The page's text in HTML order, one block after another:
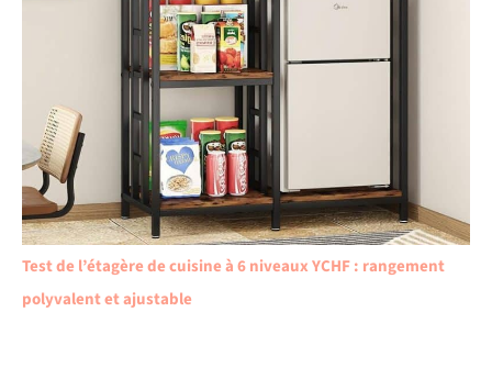
Test de l’étagère de cuisine à 6 niveaux YCHF : rangement
polyvalent et ajustable